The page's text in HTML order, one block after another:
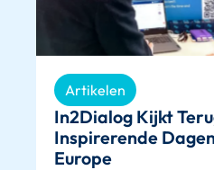
Artikelen
In2Dialog Kijkt
Inspirerende
Europe